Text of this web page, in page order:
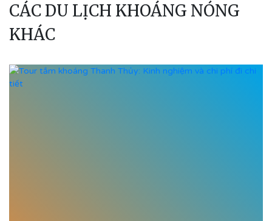
CÁC DU LỊCH KHOÁNG NÓNG
KHÁC